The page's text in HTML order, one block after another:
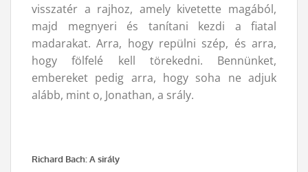
visszatér a rajhoz, amely kivetette magából,
majd megnyeri és tanítani kezdi a fiatal
madarakat. Arra, hogy repülni szép, és arra,
hogy fölfelé kell törekedni. Bennünket,
embereket pedig arra, hogy soha ne adjuk
alább, mint o, Jonathan, a srály.
Richard Bach: A sirály